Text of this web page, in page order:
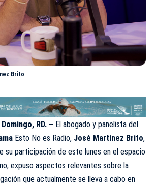
Brito
RD. – El abogado y panelista del
Esto No es Radio, José Martínez Brito,
su participación de este lunes en el espacio
expuso aspectos relevantes sobre la
que actualmente se lleva a cabo en